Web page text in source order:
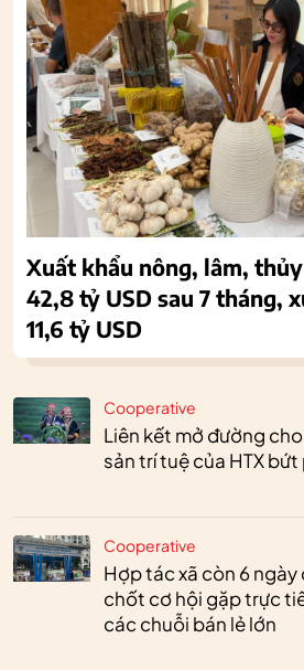
Cooperative
Liên kết mở đường
sản trí tuệ của HTX bứt
Cooperative
Hợp tác xã còn 6 ngày
chốt cơ hội gặp trực
các chuỗi bán lẻ lớn
Xuất khẩu nông, lâm,
42,8 tỷ USD sau 7 tháng,
11,6 tỷ USD